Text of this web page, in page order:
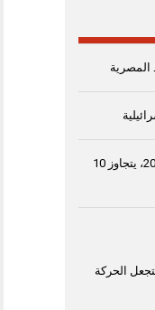
المصرية
إنتاج القمح في مصر خلال موسم 2026، يتجاوز 10
الحركة